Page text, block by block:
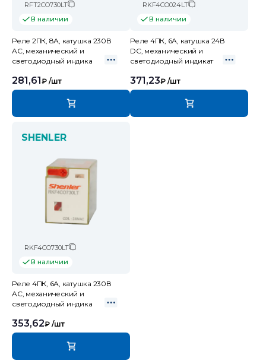
RFT2CO730LT
В наличии
Реле 2ПК, 8А, катушка 230В
AC, механический и
светодиодный индика
281,61₽ /шт
RKF4CO024LT
В наличии
Реле 4ПК, 6А, катушка 24В
DC, механический и
светодиодный индикат
371,23₽ /шт
SHENLER
RKF4CO730LT
В наличии
Реле 4ПК, 6А, катушка 230В
AC, механический и
светодиодный индика
353,62₽ /шт